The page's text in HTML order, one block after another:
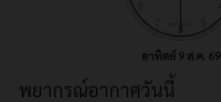
อาทิตย์ 9 ส.ค. 69
พยากรณ์อากาศวันนี้